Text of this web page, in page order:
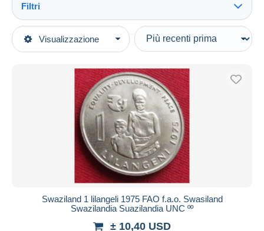
Visualizzazione
Categorie principali
Filtri
Tipo di vendita
In corso
Prezzo fisso
Asta con offerte
Aste senza offerte
Casa d'aste
Tutte le durate
Chiude fra
Swaziland 1 lilangeli 1975 FAO f.a.o. Swasiland
Swazilandia Suazilandia UNC ºº
± 10,40 USD